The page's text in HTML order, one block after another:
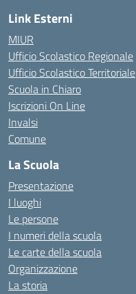
Link Esterni
MIUR
Ufficio Scolastico Regionale
Ufficio Scolastico Territoriale
Scuola in Chiaro
Iscrizioni On Line
Invalsi
Comune
La Scuola
Presentazione
I luoghi
Le persone
I numeri della scuola
Le carte della scuola
Organizzazione
La storia